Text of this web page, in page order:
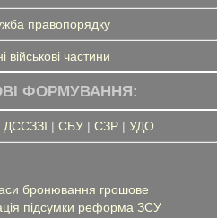
правопорядку
частини
ФОРМУВАННЯ:
ДССЗЗІ | СБУ| СЗР| УДО
бронювання грошове
підсумки реформа ЗСУ